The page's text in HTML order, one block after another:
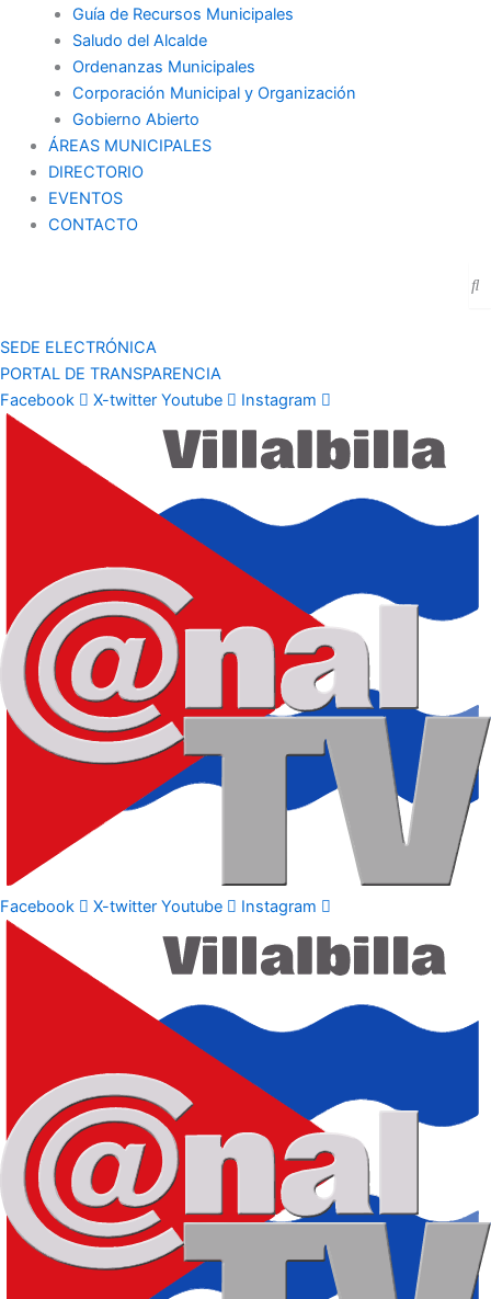
Guía de Recursos Municipales
Saludo del Alcalde
Ordenanzas Municipales
Corporación Municipal y Organización
Gobierno Abierto
ÁREAS MUNICIPALES
DIRECTORIO
EVENTOS
CONTACTO
SEDE ELECTRÓNICA
PORTAL DE TRANSPARENCIA
Facebook
X-twitter Youtube Instagram
Facebook X-twitter Youtube Instagram